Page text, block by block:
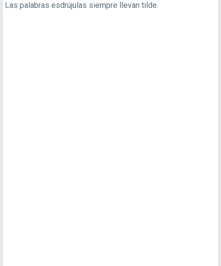
Las palabras esdrújulas siempre llevan tilde.